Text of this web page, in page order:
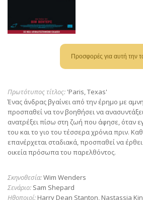
Πρωτότυπος τίτλος: 'Paris, Texas'
Ένας άνδρας βγαίνει από την έρημο με
προσπαθεί να τον βοηθήσει να
ανατρέξει πίσω στη ζωή που άφησε, όταν
του και το γιο του τέσσερα χρόνια πριν.
επανέρχεται σταδιακά, προσπαθεί να
οικεία πρόσωπα του παρελθόντος.
Σκηνοθεσία:Wim Wenders
Σενάριο: Sam Shepard
Ηθοποιοί: Harry Dean Stanton, Nastassja